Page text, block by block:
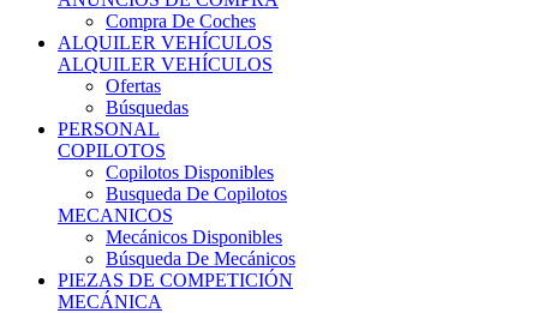
Compra De Coches
ALQUILER VEHÍCULOS
ALQUILER VEHÍCULOS
Ofertas
Búsquedas
PERSONAL
COPILOTOS
Copilotos Disponibles
Busqueda De Copilotos
MECANICOS
Mecánicos Disponibles
Búsqueda De Mecánicos
PIEZAS DE COMPETICIÓN
MECÁNICA